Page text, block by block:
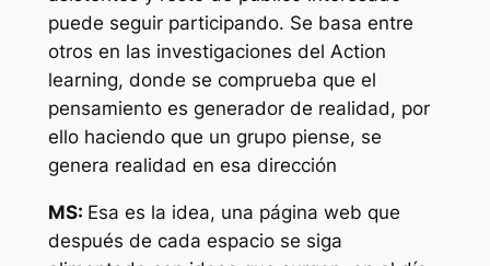
puede seguir participando. Se basa entre
otros en las investigaciones del Action
learning, donde se comprueba que el
pensamiento es generador de realidad, por
ello haciendo que un grupo piense, se
genera realidad en esa dirección
MS: Esa es la idea, una página web que
después de cada espacio se siga